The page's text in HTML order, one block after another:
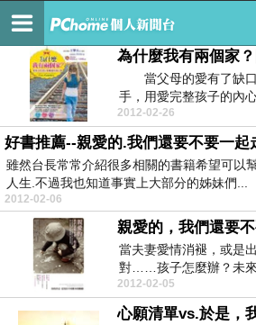
大老婆俱樂部
當父母的愛有了缺口
手，用愛完整孩子的內
天！ 「爸爸、...
2012-02-26
好書推薦--親愛的.我們還要不要一起
雖然台長常常介紹很多相關的書籍希望可以
人生.不過我也知道事實上大部分的姊妹們...
2012-02-06
當夫妻愛情消褪，或是
對……孩子怎麼辦？未
辦？ 委屈不能求...
2012-02-05